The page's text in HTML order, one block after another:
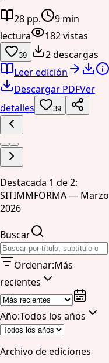
28 pp.
9 min
lectura
182 vistas
39
2 descargas
Leer edición
Descargar PDFVer
detalles
39
Destacada 1 de 2:
SITIMMFORMA — Marzo
2026
Buscar
Ordenar:Más
recientes
Año:Todos los años
Archivo de ediciones